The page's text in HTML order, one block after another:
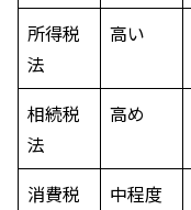
所得税
法
高い
相続税
法
高め
消費税
中程度